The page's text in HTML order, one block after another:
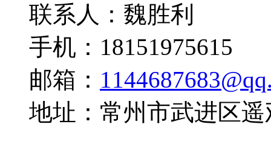
联系人：魏胜利
手机：18151975615
邮箱：
地址：常州市武进区